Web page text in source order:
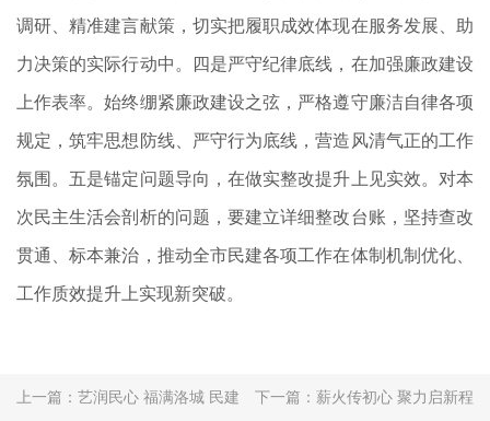
调研、精准建言献策，切实把履职成效体现在服务发展、助
力决策的实际行动中。四是严守纪律底线，在加强廉政建设
上作表率。始终绷紧廉政建设之弦，严格遵守廉洁自律各项
规定，筑牢思想防线、严守行为底线，营造风清气正的工作
氛围。五是锚定问题导向，在做实整改提升上见实效。对本
次民主生活会剖析的问题，要建立详细整改台账，坚持查改
贯通、标本兼治，推动全市民建各项工作在体制机制优化、
工作质效提升上实现新突破。
上一篇： 艺润民心 福满洛城 民建
下一篇： 薪火传初心 聚力启新程